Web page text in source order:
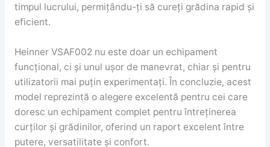
timpul lucrului, permițându-ți să cureți grădina rapid și
eficient.
Heinner VSAF002 nu este doar un echipament
funcțional, ci și unul ușor de manevrat, chiar și pentru
utilizatorii mai puțin experimentați. În concluzie, acest
model reprezintă o alegere excelentă pentru cei care
doresc un echipament complet pentru întreținerea
curților și grădinilor, oferind un raport excelent între
putere, versatilitate și confort.